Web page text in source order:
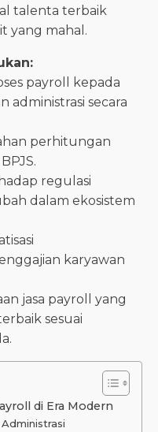
talenta terbaik
yang mahal.
payroll kepada
administrasi secara
perhitungan
regulasi
dalam ekosistem
karyawan
jasa payroll yang
sesuai
di Era Modern